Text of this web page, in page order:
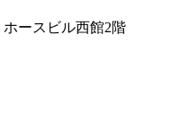
ースビル西館2階